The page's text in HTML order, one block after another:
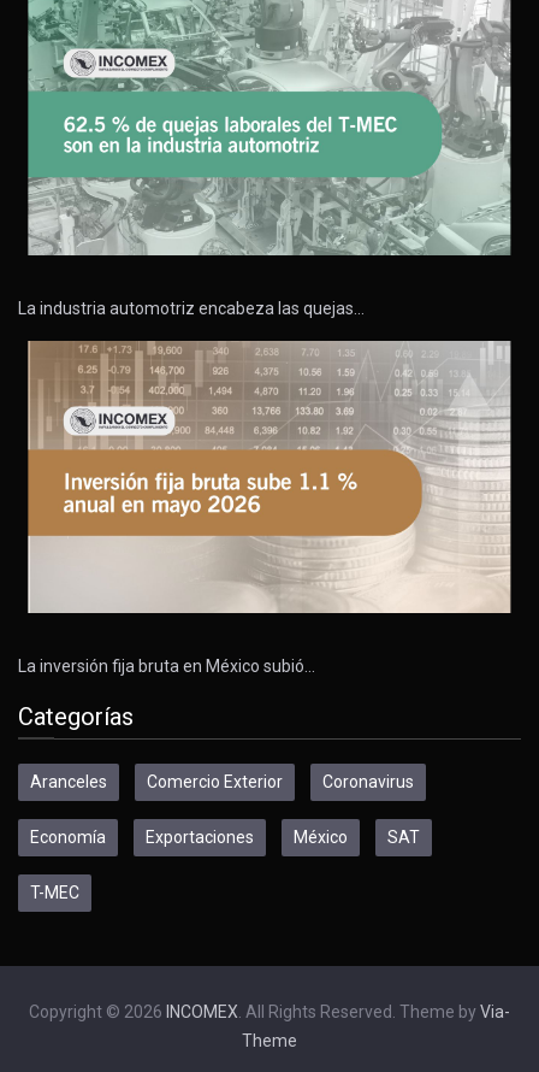
La industria automotriz encabeza las quejas…
La inversión fija bruta en México subió…
Categorías
Aranceles Comercio Exterior Coronavirus
Economía Exportaciones México SAT
T-MEC
Copyright © 2026 INCOMEX . All Rights Reserved. Theme by Via-
Theme